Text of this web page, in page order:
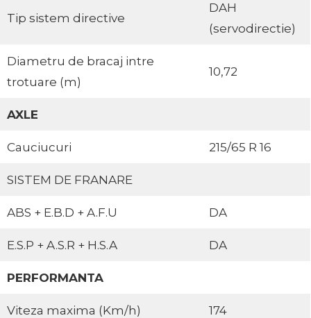
Tip sistem directive
DAH
(servodirectie)
Diametru de bracaj intre
trotuare (m)
10,72
AXLE
Cauciucuri 215/65 R 16
SISTEM DE FRANARE
ABS + E.B.D + A.F.U DA
E.S.P + A.S.R + H.S.A DA
PERFORMANTA
Viteza maxima (Km/h) 174